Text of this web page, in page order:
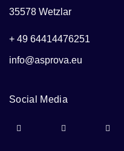
35578 Wetzlar
+ 49 64414476251
info@asprova.eu
Social Media